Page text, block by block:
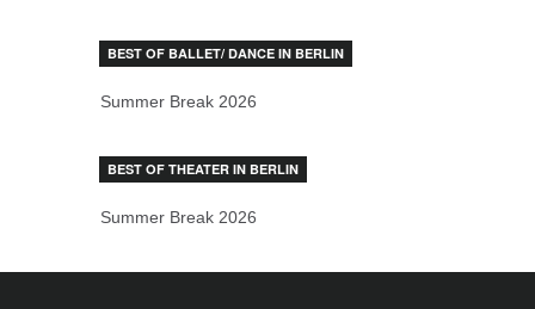
BEST OF BALLET/ DANCE IN BERLIN
Summer Break 2026
BEST OF THEATER IN BERLIN
Summer Break 2026